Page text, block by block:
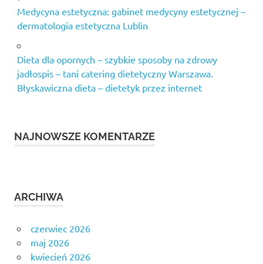
Medycyna estetyczna: gabinet medycyny estetycznej –
dermatologia estetyczna Lublin
Dieta dla opornych – szybkie sposoby na zdrowy
jadłospis – tani catering dietetyczny Warszawa.
Błyskawiczna dieta – dietetyk przez internet
NAJNOWSZE KOMENTARZE
ARCHIWA
czerwiec 2026
maj 2026
kwiecień 2026